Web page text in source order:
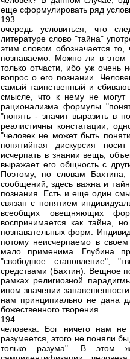
еще сформулировать ряд
193
очередь условиться, что
литературе слово "тайна"
этим словом обозначается
познаваемо. Можно ли в этом
только отчасти, ибо уж очень
вопрос о его познании.
самый таинственный и
смысле, что к нему не
рационализма формулы
"понять - значит выразить в
реалистичны констатации,
"человек не может быть
понятийная дискурсия
исчерпать в знании вещь,
выражает его общность с
Поэтому, по словам Бахтина,
сообщений, здесь важна и
познания. Есть и еще один
связан с понятием
всеобщих овещняющих
воспринимается как тайна,
познавательных форм.
потому неисчерпаемо в
мало применима. Глубина
"свободное становление",
средствами (Бахтин). Вещное
рамках религиозной
ином значении
нам принципиально не дана
божественного творения
194
человека. Бог ничего нам
разумеется, этого не поняли
только разума". В этом